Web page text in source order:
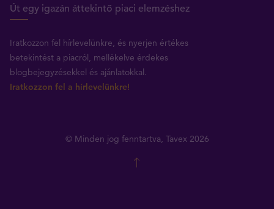
Út egy igazán áttekintő piaci elemzéshez
Iratkozzon fel hírlevelünkre, és nyerjen értékes
betekintést a piacról, mellékelve érdekes
blogbejegyzésekkel és ajánlatokkal.
Iratkozzon fel a hírlevelünkre!
© Minden jog fenntartva, Tavex 2026